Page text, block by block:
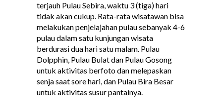
terjauh Pulau Sebira, waktu 3 (tiga) hari
tidak akan cukup. Rata-rata wisatawan bisa
melakukan penjelajahan pulau sebanyak 4-6
pulau dalam satu kunjungan wisata
berdurasi dua hari satu malam. Pulau
Dolpphin, Pulau Bulat dan Pulau Gosong
untuk aktivitas berfoto dan melepaskan
senja saat sore hari, dan Pulau Bira Besar
untuk aktivitas susur pantainya.